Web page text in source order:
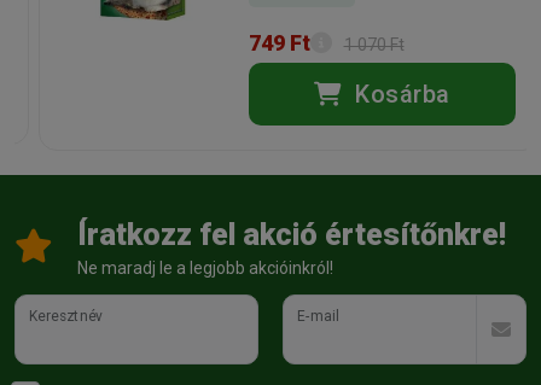
749 Ft 1 070 Ft
Kosárba
Íratkozz fel akció értesítőnkre!
Ne maradj le a legjobb akcióinkról!
Keresztnév E-mail